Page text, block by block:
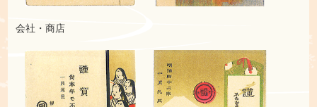
会社・商店